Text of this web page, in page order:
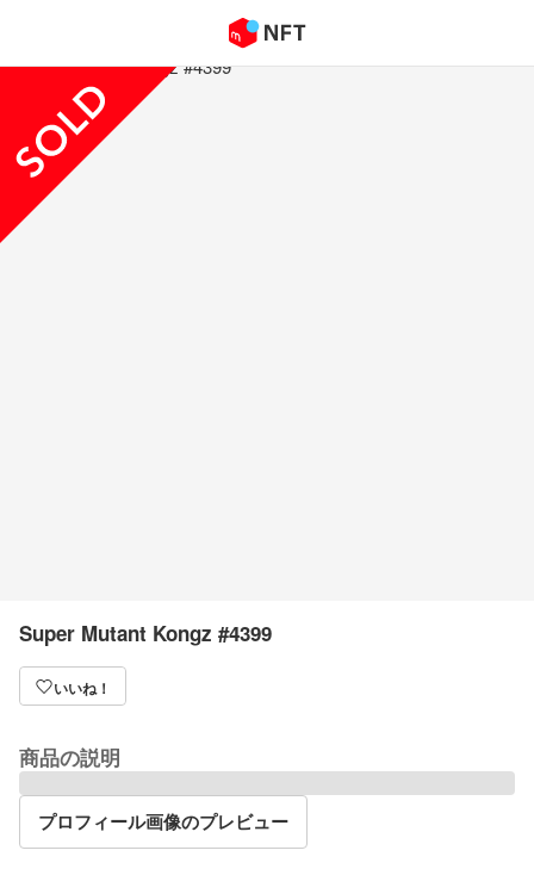
Super Mutant Kongz #4399
いいね！
商品の説明
プロフィール画像のプレビュー